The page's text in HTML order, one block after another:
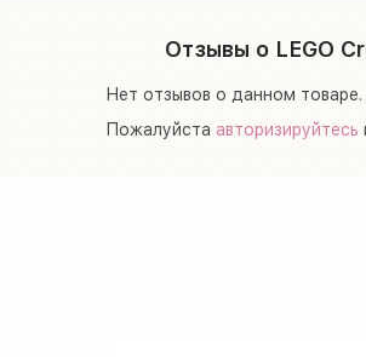
Отзывы о LEGO
Нет отзывов о данном товаре.
Пожалуйста авторизируйтесь